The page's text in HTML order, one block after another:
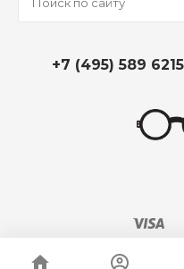
+7 (495) 589 6215